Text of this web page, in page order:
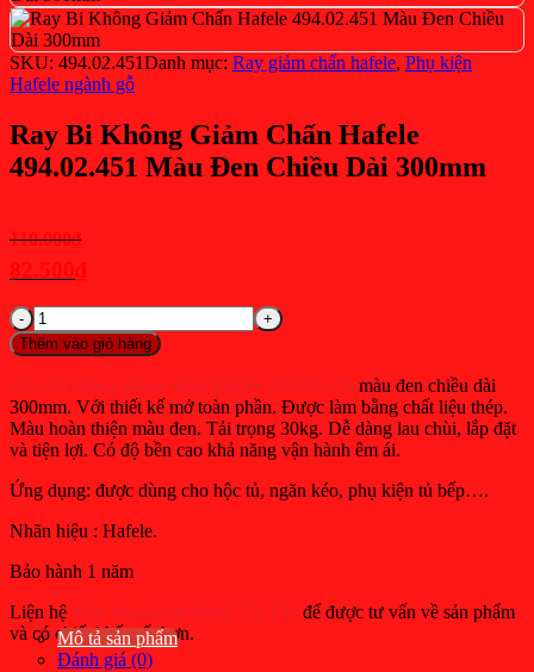
SKU: 494.02.451Danh mục: Ray giảm chấn hafele, Phụ kiện
Hafele ngành gỗ
Ray Bi Không Giảm Chấn Hafele
494.02.451 Màu Đen Chiều Dài 300mm
110.000₫Giá
hiện
tại
82.500₫.
Ray
Bi
Không
Chấn
Hafele
494.02.451
Màu
Đen
Dài
số
Thêm vào giỏ hàng
màu đen chiều dài
300mm. Với thiết kế mở toàn phần. Được làm bằng chất liệu thép.
Màu hoàn thiện màu đen. Tải trọng 30kg. Dễ dàng lau chùi, lắp đặt
và tiện lợi. Có độ bền cao khả năng vận hành êm ái.
Ứng dụng: được dùng cho hộc tủ, ngăn kéo, phụ kiện tủ bếp….
Nhãn hiệu : Hafele.
Bảo hành 1 năm
Liện hệ
để được tư vấn về sản phẩm
và có chiết khấu tốt hơn.
Mô tả sản phẩm
Đánh giá (0)